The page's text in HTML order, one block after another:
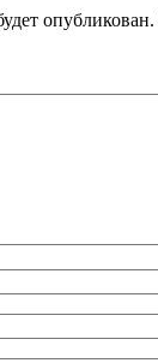
опубликован.